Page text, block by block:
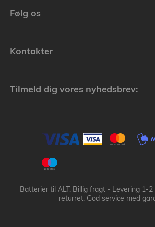
Følg os
Kontakter
Tilmeld dig vores nyhedsbrev:
Batterier til ALT, Billig fragt - Levering 1-2
returret, God service med